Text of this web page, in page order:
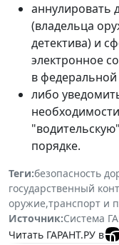
аннулировать
(владельца
детектива) и
электронное
в
либо
порядке.
Теги:безопасность
государственный
оружие,транспорт и
Источник:Система
Читать ГАРАНТ.РУ в